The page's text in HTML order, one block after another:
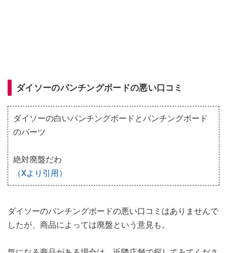
ダイソーのパンチングボードの悪い口コミ
ダイソーの白いパンチングボードとパンチングボード
のパーツ
絶対廃盤だわ
（Xより引用）
ダイソーのパンチングボードの悪い口コミはありませんで
したが、商品によっては廃盤という意見も。